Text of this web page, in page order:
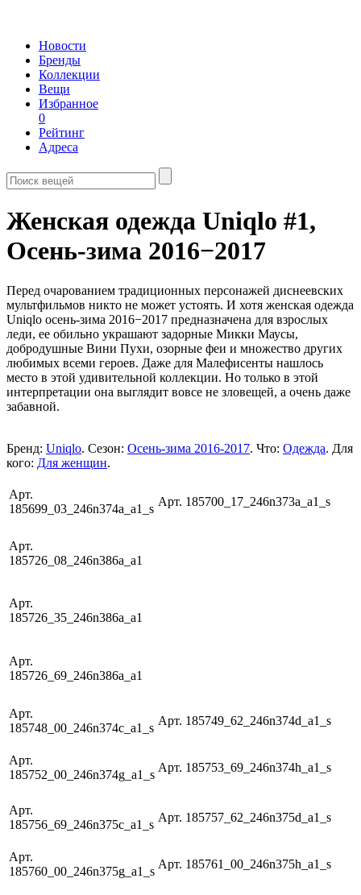
Новости
Бренды
Коллекции
Вещи
Избранное
0
Рейтинг
Адреса
Женская одежда Uniqlo #1,
Осень-зима 2016−2017
Перед очарованием традиционных персонажей диснеевских
мультфильмов никто не может устоять. И хотя женская одежда
Uniqlo осень-зима 2016−2017 предназначена для взрослых
леди, ее обильно украшают задорные Микки Маусы,
добродушные Вини Пухи, озорные феи и множество других
любимых всеми героев. Даже для Малефисенты нашлось
место в этой удивительной коллекции. Но только в этой
интерпретации она выглядит вовсе не зловещей, а очень даже
забавной.
Бренд: Uniqlo. Сезон: Осень-зима 2016-2017. Что: Одежда. Для
кого: Для женщин.
Арт.
185699_03_246n374a_a1_s
Арт. 185700_17_246n373a_a1_s
Арт.
185726_08_246n386a_a1
Арт.
185726_35_246n386a_a1
Арт.
185726_69_246n386a_a1
Арт.
185748_00_246n374c_a1_s
Арт. 185749_62_246n374d_a1_s
Арт.
185752_00_246n374g_a1_s
Арт. 185753_69_246n374h_a1_s
Арт.
185756_69_246n375c_a1_s
Арт. 185757_62_246n375d_a1_s
Арт.
185760_00_246n375g_a1_s
Арт. 185761_00_246n375h_a1_s